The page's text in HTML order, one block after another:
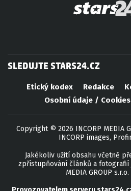
SLEDUJTE STARS24.CZ
Etický kodex Redakce
Osobní údaje / Cookies
Copyright © 2026 INCORP MEDIA
INCORP images,
Jakékoliv užití obsahu včetně
zpřístupňování článků a fotografií
MEDIA GROUP